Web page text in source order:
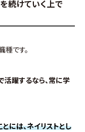
続けていく上で
です。
活躍するなら、常に学
には、ネイリストとし